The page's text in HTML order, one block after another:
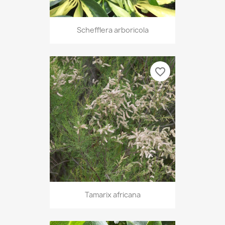
Schefflera arboricola
Tamarix africana
favorite_border